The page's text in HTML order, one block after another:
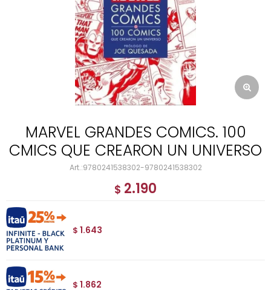
MARVEL GRANDES COMICS. 100
CMICS QUE CREARON UN UNIVERSO
9780241538302-9780241538302
$ 2.190
$ 1.643
$ 1.862